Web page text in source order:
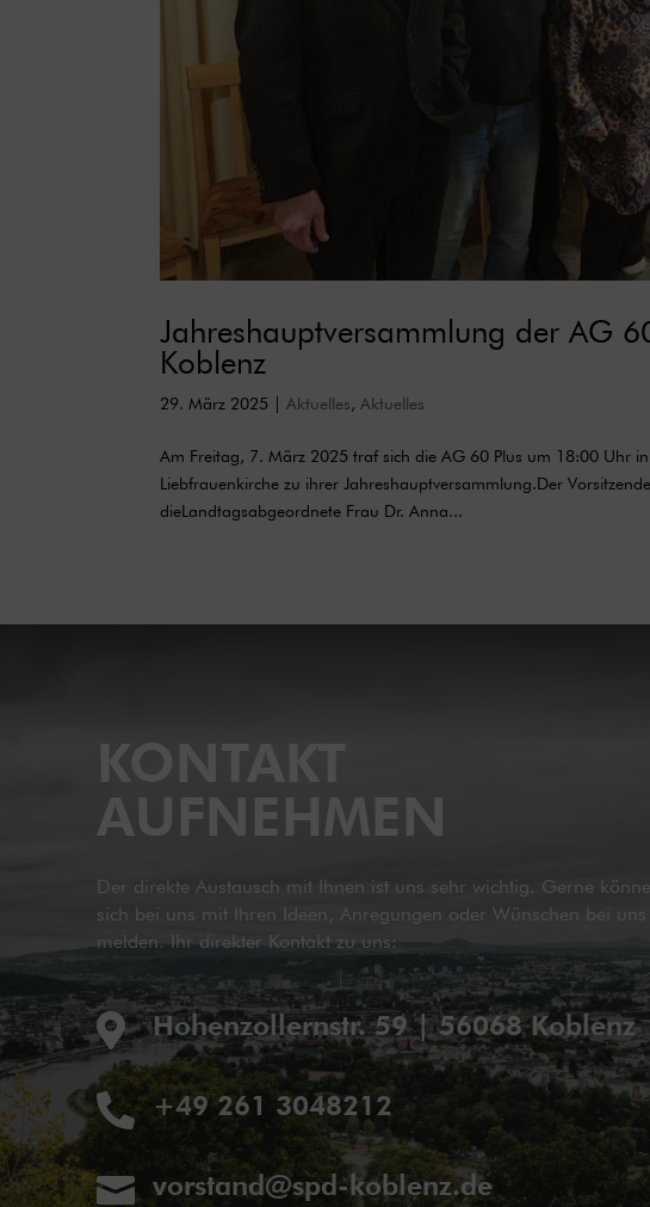
Jahreshauptversammlung der AG
Koblenz
29. März 2025 Aktuelles, Aktuelles
Am Freitag, 7. März 2025 traf sich die AG 60 Plus um 18:00 Uhr
Liebfrauenkirche zu ihrer Jahreshauptversammlung.Der
dieLandtagsabgeordnete Frau Dr. Anna...
KONTAKT
AUFNEHMEN
Der direkte Austausch mit Ihnen ist uns sehr wichtig. Gerne
sich bei uns mit Ihren Ideen, Anregungen oder Wünschen bei uns
melden. Ihr direkter Kontakt zu uns:
 Hohenzollernstr. 59 | 56068 Koblenz
 +49 261 3048212
 vorstand@spd-koblenz.de